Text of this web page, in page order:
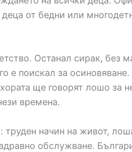
от бедни или
Останал сирак, без
е поискал за
ще говорят лошо за
времена.
начин на живот,
обслужване.